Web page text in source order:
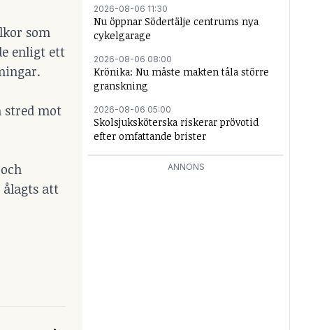
som
enligt ett
stred mot
ålagts att
2026-08-06 11:30
Nu öppnar Södertälje centrums nya
cykelgarage
2026-08-06 08:00
Krönika: Nu måste makten tåla större
granskning
2026-08-06 05:00
Skolsjuksköterska riskerar prövotid
efter omfattande brister
ANNONS